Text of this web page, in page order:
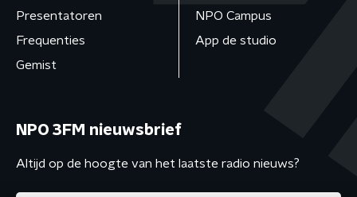
Presentatoren
Frequenties
Gemist
NPO Campus
App de studio
NPO 3FM nieuwsbrief
Altijd op de hoogte van het laatste radio nieuws?